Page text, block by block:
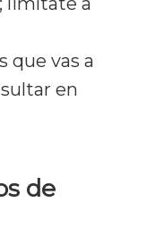
que vas a
en
de